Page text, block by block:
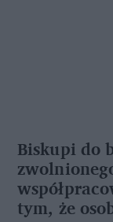
Biskupi do
tym, że